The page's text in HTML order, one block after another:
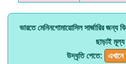
ভারতে মেনিনগোমায়োসিল সার্জারির জন্য
ছাড়াই
উদ্ধৃতি পেতে: